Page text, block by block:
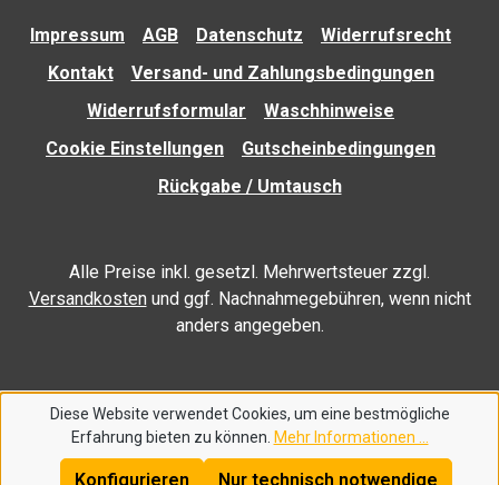
Impressum AGB Datenschutz
Widerrufsrecht
Kontakt
Versand- und Zahlungsbedingungen
Widerrufsformular
Waschhinweise
Cookie Einstellungen
Gutscheinbedingungen
Rückgabe / Umtausch
Alle Preise inkl. gesetzl. Mehrwertsteuer zzgl.
Versandkostenund ggf. Nachnahmegebühren, wenn nicht
anders angegeben.
Diese Website verwendet Cookies, um eine bestmögliche
Erfahrung bieten zu können. Mehr Informationen ...
Nur technisch notwendige
Konfigurieren